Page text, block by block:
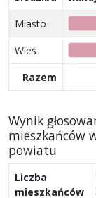
Miasto
Wieś
Razem
Wynik
mieszkańców
powiatu
Liczba
mieszkańców